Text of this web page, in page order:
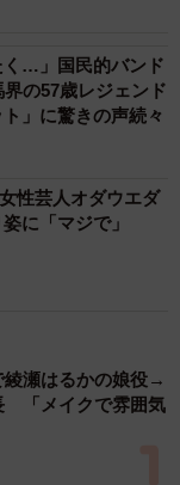
く…」国民的バンド
の57歳レジェンド
」に驚きの声続々
性芸人オダウエダ
に「マジで」
綾瀬はるかの娘役→
「メイクで雰囲気